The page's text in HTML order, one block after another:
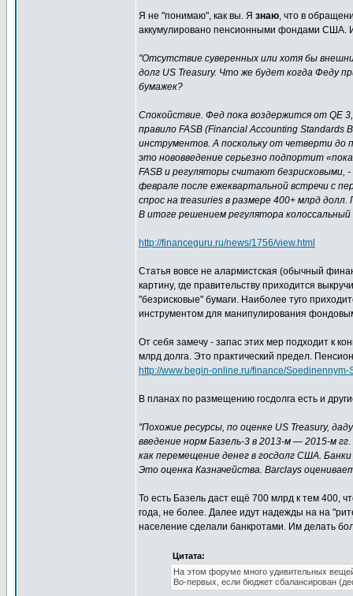
Я не "понимаю", как вы. Я знаю, что в
аккумулировано пенсионными фондами США.
"Отсутствие суверенных или хотя бы
долг US Treasury. Что же будет когда Феду
бумажек?
Спокойствие. Фед пока воздержится от QE
правило FASB (Financial Accounting
инструментов. А поскольку от четверти до
это нововведение серьезно подпортит
FASB и регуляторы считают безрисковыми,
феврале после ежеквартальной встречи с
спрос на treasuries в размере 400+ млрд
В итоге решением регулятора
http://financeguru.ru/news/1756/view.html
Статья вовсе не алармистская (обычный
картину, где правительству приходится
"безрисковые" бумаги. Наиболее туго
инструментом для манипулирования
От себя замечу - запас этих мер подходит к
млрд долга. Это практический предел.
http://www.begin-online.ru/finance/
В планах по размещению госдолга есть и
"Похожие ресурсы, по оценке US Treasury,
введение норм Базель-3 в 2013-м — 2015-м
как перемещение денег в госдолг США.
Это оценка Казначейства. Barclays
То есть Базель даст ещё 700 млрд к тем 400,
года, не более. Далее идут надежды на на
население сделали банкротами. Им делать
Цитата:
На этом форуме много удивительных
Во-первых, если бюджет сбалансирован